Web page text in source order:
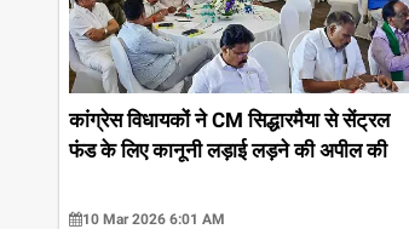
कांग्रेस विधायकों ने CM सिद्धारमैया से सेंट्रल
फंड के लिए कानूनी लड़ाई लड़ने की अपील की
10 Mar 2026 6:01 AM